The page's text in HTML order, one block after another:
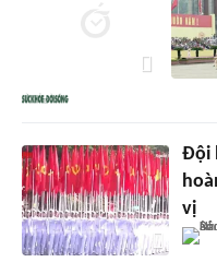
Đội
vị